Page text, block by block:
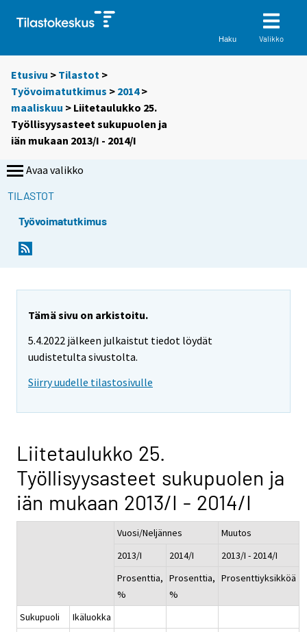
Haku Valikko
Etusivu > Tilastot >
Työvoimatutkimus > 2014>
maaliskuu > Liitetaulukko 25.
Työllisyysasteet sukupuolen ja
iän mukaan 2013/I - 2014/I
Avaa valikko
TILASTOT
Työvoimatutkimus
Tämä sivu on arkistoitu.
5.4.2022 jälkeen julkaistut tiedot löydät
uudistetulta sivustolta.
Siirry uudelle tilastosivulle
Liitetaulukko 25.
Työllisyysasteet sukupuolen ja
iän mukaan 2013/I - 2014/I
Vuosi/Neljännes
Muutos
2013/I
2014/I
2013/I - 2014/I
Prosenttia,
%
Prosenttia,
%
Prosenttiyksikköä
Sukupuoli
Ikäluokka